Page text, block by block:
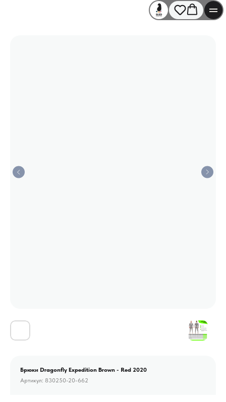
Брюки Dragonfly Expedition Brown - Red 2020
Артикул: 830250-20-662